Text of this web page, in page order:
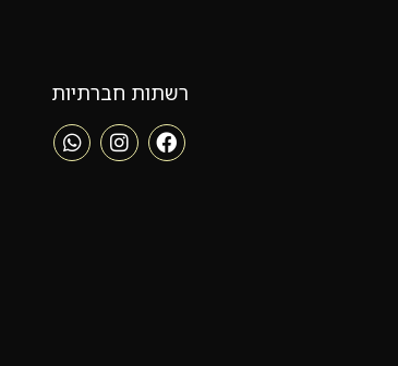
רשתות חברתיות